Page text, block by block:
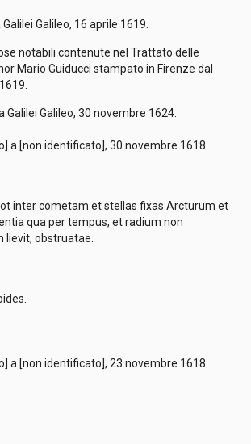
Galileo, 16 aprile 1619.
notabili contenute nel Trattato delle
Mario Guiducci stampato in Firenze dal
Galilei Galileo, 30 novembre 1624.
a [non identificato], 30 novembre 1618.
inter cometam et stellas fixas Arcturum et
qua per tempus, et radium non
lievit, obstruatae.
a [non identificato], 23 novembre 1618.